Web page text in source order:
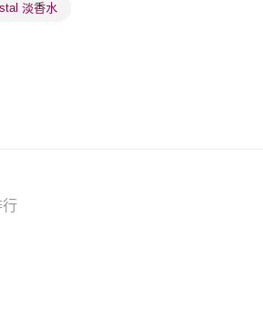
淡香水
行